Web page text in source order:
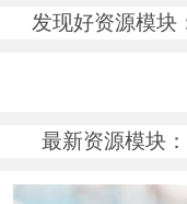
发现好资源模块
最新资源模块